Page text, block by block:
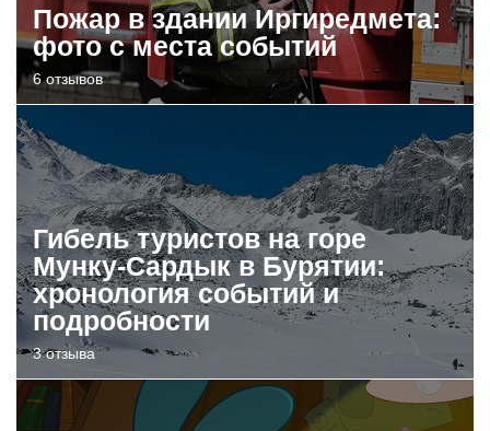
Пожар в здании Иргиредмета:
фото с места событий
6 отзывов
Гибель туристов на горе
Мунку-Сардык в Бурятии:
хронология событий и
подробности
3 отзыва